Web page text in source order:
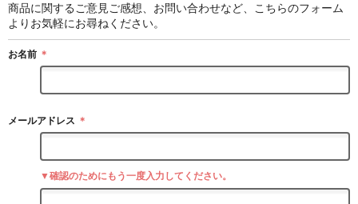
商品に関するご意見ご感想、お問い合わせなど、こちらのフォーム
よりお気軽にお尋ねください。
お名前 ＊
メールアドレス ＊
▼確認のためにもう一度入力してください。